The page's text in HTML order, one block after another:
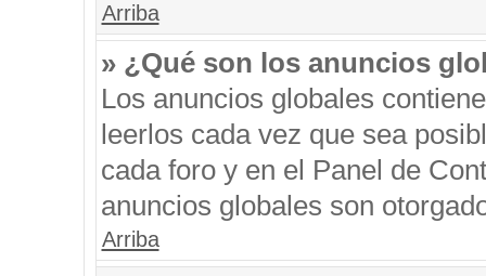
Arriba
» ¿Qué son los anuncios
Los anuncios globales
leerlos cada vez que sea
cada foro y en el Panel de
anuncios globales son
Arriba